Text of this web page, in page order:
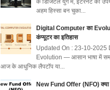
अहम हिस्सा बन चुका...
Digital Computer का
कंप्यूटर का इतिहास
Updated On : 23-10-2025
Evolution — आसान भाषा में
आज के आधुनिक लैपटॉप या...
New Fund Offer (NFO) क्या